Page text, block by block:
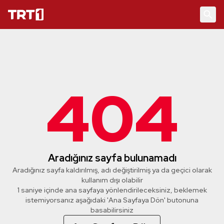
404
Aradığınız sayfa bulunamadı
Aradığınız sayfa kaldırılmış, adı değiştirilmiş ya da geçici olarak
kullanım dışı olabilir
1 saniye içinde ana sayfaya yönlendirileceksiniz, beklemek
istemiyorsanız aşağıdaki 'Ana Sayfaya Dön' butonuna
basabilirsiniz